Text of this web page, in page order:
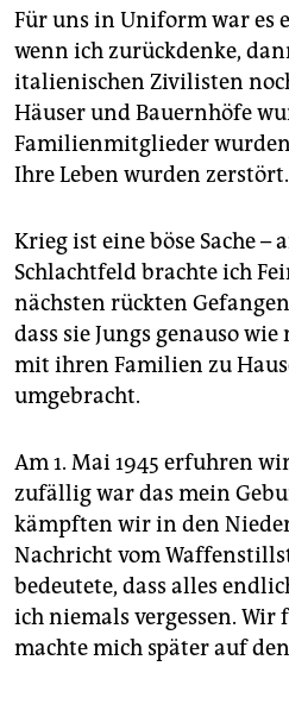
Für uns in Uniform war es
wenn ich zurückdenke,
italienischen Zivilisten
Häuser und Bauernhöfe
Familienmitglieder
Ihre Leben wurden zerstört.
Krieg ist eine böse Sache –
Schlachtfeld brachte ich
nächsten rückten
dass sie Jungs genauso
mit ihren Familien zu
umgebracht.
Am 1. Mai 1945 erfuhren
zufällig war das mein
kämpften wir in den
Nachricht vom
bedeutete, dass alles
ich niemals vergessen.
machte mich später auf